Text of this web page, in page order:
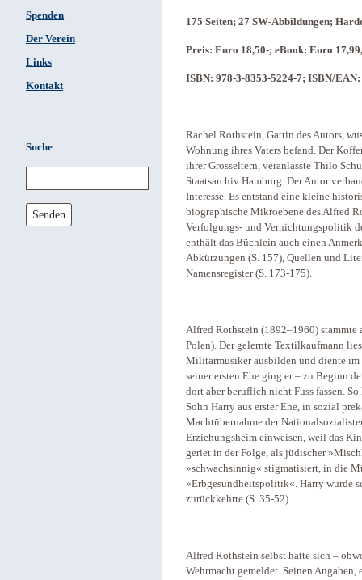
Spenden
Der Verein
Links
Kontakt
Suche
Senden
175 Seiten; 27 SW-Abbildungen;
Preis: Euro 18,50-; eBook: Euro
ISBN: 978-3-8353-5224-7; ISBN/
Rachel Rothstein, Gattin des Autors,
Wohnung ihres Vaters befand. Der
ihrer Grosseltern, veranlasste Thilo
Staatsarchiv Hamburg. Der Autor
Interesse. Es entstand eine kleine
biographische Mikroebene des Alfred
Verfolgungs- und Vernichtungspolitik
enthält das Büchlein auch einen
Abkürzungen (S. 157), Quellen und
Namensregister (S. 173-175).
Alfred Rothstein (1892–1960)
Polen). Der gelernte Textilkaufmann
Militärmusiker ausbilden und diente im
seiner ersten Ehe ging er – zu Beginn
dort aber beruflich nicht Fuss fassen.
Sohn Harry aus erster Ehe, in sozial
Machtübernahme der
Erziehungsheim einweisen, weil das
geriet in der Folge, als jüdischer
»schwachsinnig« stigmatisiert, in die
»Erbgesundheitspolitik«. Harry wurde
zurückkehrte (S. 35-52).
Alfred Rothstein selbst hatte sich –
Wehrmacht gemeldet. Seinen